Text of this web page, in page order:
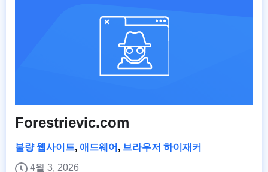
Forestrievic.com
불량 웹사이트, 애드웨어 , 브라우저 하이재커
4월 3, 2026